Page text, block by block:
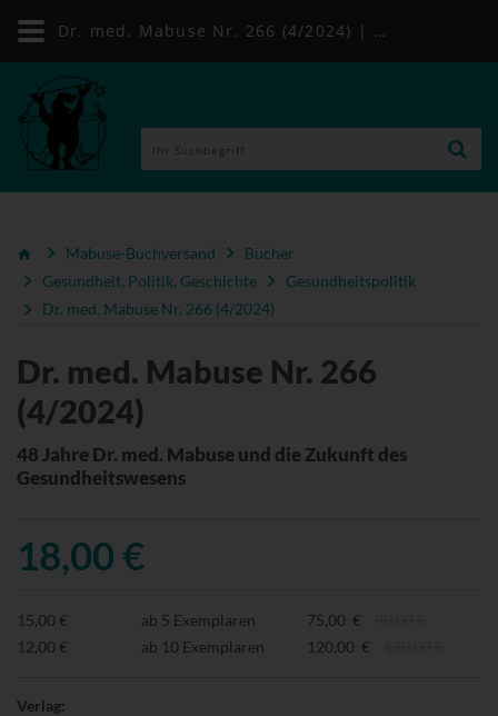
Mabuse-Buchversand
Bücher
Gesundheit, Politik, Geschichte
Gesundheitspolitik
Dr. med. Mabuse Nr. 266 (4/2024)
Dr. med. Mabuse Nr. 266
(4/2024)
48 Jahre Dr. med. Mabuse und die Zukunft des
Gesundheitswesens
18,00 €
15,00 € ab 5 Exemplaren 75,00 €
12,00 €
ab 10 Exemplaren 120,00 €
Verlag:
Dr. med. Mabuse Nr. 266 (4/2024) | Mabuse-Verlag